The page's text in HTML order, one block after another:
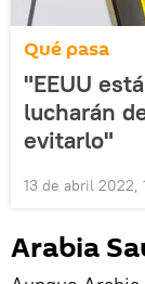
Qué pasa
"EEUU
lucharán
evitarlo"
13 de abril 2022,
Arabia